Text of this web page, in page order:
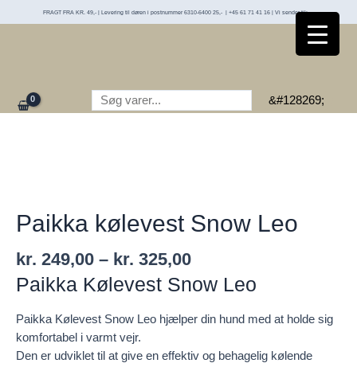
til
FRAGT FRA KR. 49,- | Levering til døren i postnummer 6310-6400 25,- | +45 61 71 41 16 | Vi sender til:
Søg &#128269;
Paikka kølevest Snow Leo
kr. 249,00 – kr. 325,00Prisinterval:
kr. 249,00
til
kr. 325,00
Paikka Kølevest Snow Leo
Paikka Kølevest Snow Leo hjælper din hund med at holde sig
komfortabel i varmt vejr.
Den er udviklet til at give en effektiv og behagelig kølende